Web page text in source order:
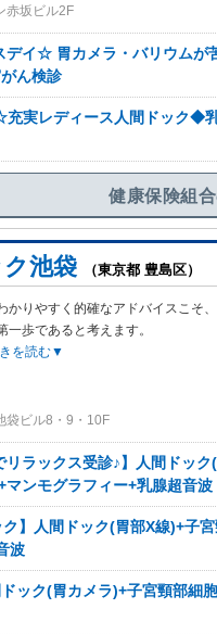
赤坂ビル2F
イ☆ 胃カメラ・バリウムが
ん検診
実レディース人間ドック◆
健康保険組
池袋 （東京都 豊島区）
かりやすく的確なアドバイスこそ
歩であると考えます。
を読む▼
袋ビル8・9・10F
ラックス受診♪】人間ドック
マンモグラフィー+乳腺超音波
】人間ドック(胃部X線)+子
波
ック(胃カメラ)+子宮頸部細